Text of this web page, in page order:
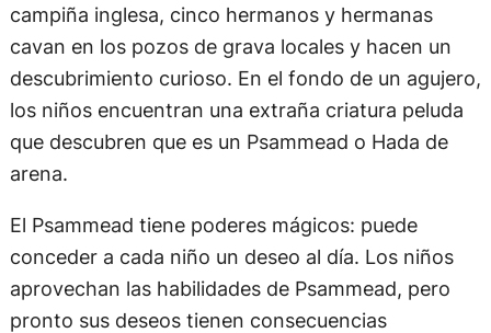
campiña inglesa, cinco hermanos y hermanas
cavan en los pozos de grava locales y hacen un
descubrimiento curioso. En el fondo de un agujero,
los niños encuentran una extraña criatura peluda
que descubren que es un Psammead o Hada de
arena.
El Psammead tiene poderes mágicos: puede
conceder a cada niño un deseo al día. Los niños
aprovechan las habilidades de Psammead, pero
pronto sus deseos tienen consecuencias